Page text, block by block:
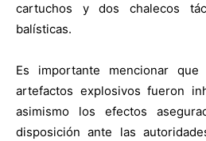
cartuchos y dos chalecos
balísticas.
Es importante mencionar
artefactos explosivos fueron
asimismo los efectos
disposición ante las